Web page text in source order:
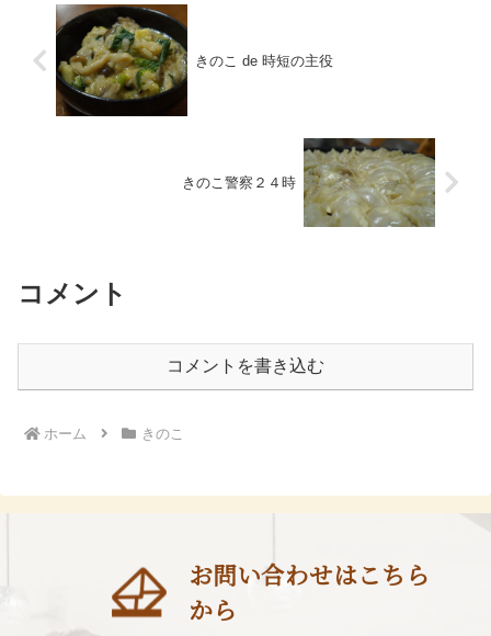
きのこ de 時短の主役
きのこ警察２４時
コメント
コメントを書き込む
ホーム きのこ
お問い合わせはこちら
から